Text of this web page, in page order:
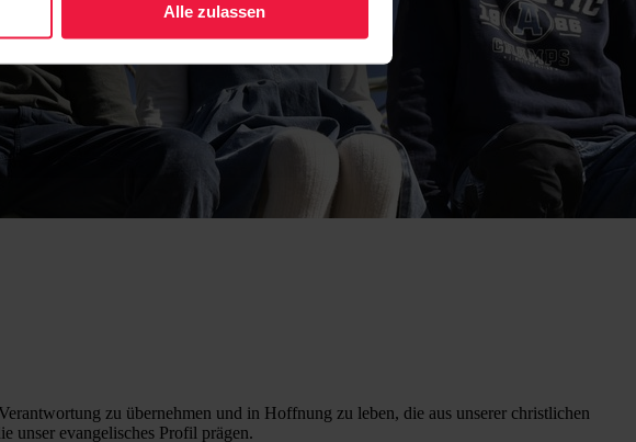
Alle zulassen
zu übernehmen und in Hoffnung zu leben, die aus unserer christlichen
unser evangelisches Profil prägen.